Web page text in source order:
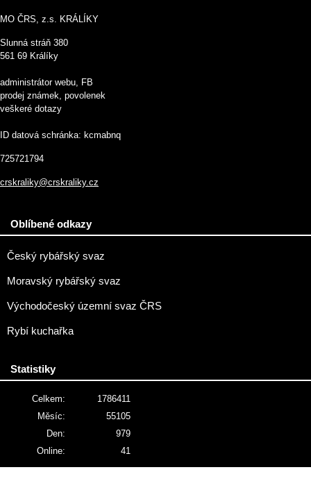
MO ČRS, z.s. KRÁLÍKY
Slunná stráň 380
561 69 Králíky
administrátor webu, FB
prodej známek, povolenek
veškeré dotazy
ID datová schránka: kcmabnq
725721794
crskraliky@crskraliky.cz
Oblíbené odkazy
Český rybářský svaz
Moravský rybářský svaz
Východočeský územní svaz ČRS
Rybí kuchařka
Statistiky
Online: 41
Celkem:
1786411
Měsíc:
55105
Den:
979